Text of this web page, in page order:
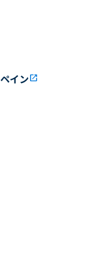
インopen_in_new